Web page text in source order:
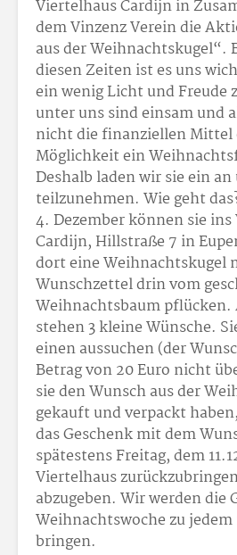
Viertelhaus Cardijn in
dem Vinzenz Verein die
aus der Weihnachtskugel“.
diesen Zeiten ist es uns
ein wenig Licht und Freude
unter uns sind einsam und
nicht die finanziellen Mittel
Möglichkeit ein
Deshalb laden wir sie ein
teilzunehmen. Wie geht
4. Dezember können sie
Cardijn, Hillstraße 7 in
dort eine Weihnachtskugel
Wunschzettel drin vom
Weihnachtsbaum
stehen 3 kleine Wünsche.
einen aussuchen (der
Betrag von 20 Euro nicht
sie den Wunsch aus der
gekauft und verpackt
das Geschenk mit dem
spätestens Freitag, dem
Viertelhaus
abzugeben. Wir werden die
Weihnachtswoche zu jedem
bringen.